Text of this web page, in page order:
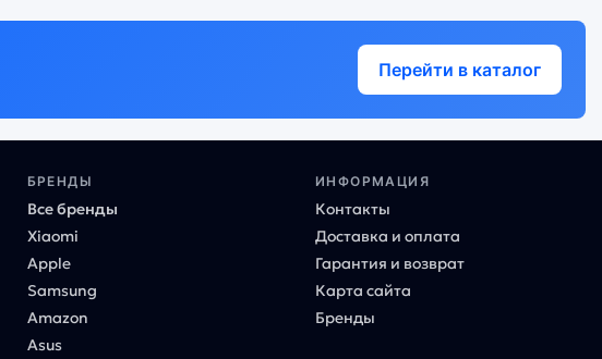
Перейти в каталог
БРЕНДЫ
Все бренды
Xiaomi
Apple
Samsung
Amazon
Asus
ИНФОРМАЦИЯ
Контакты
Доставка и оплата
Гарантия и возврат
Карта сайта
Бренды